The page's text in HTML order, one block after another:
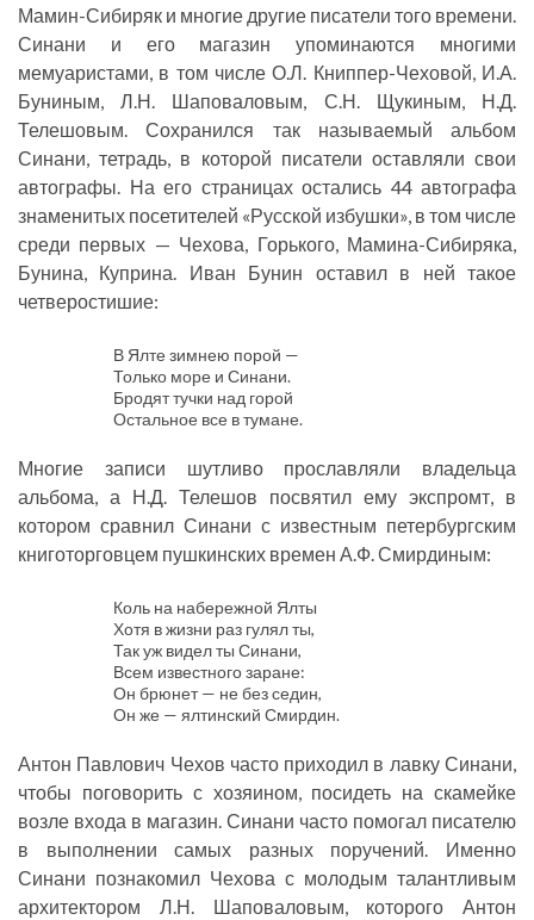
Мамин-Сибиряк и многие другие писатели того времени.
Синани и его магазин упоминаются многими
мемуаристами, в том числе О.Л. Книппер-Чеховой, И.А.
Буниным, Л.Н. Шаповаловым, С.Н. Щукиным, Н.Д.
Телешовым. Сохранился так называемый альбом
Синани, тетрадь, в которой писатели оставляли свои
автографы. На его страницах остались 44 автографа
знаменитых посетителей «Русской избушки», в том числе
среди первых — Чехова, Горького, Мамина-Сибиряка,
Бунина, Куприна. Иван Бунин оставил в ней такое
четверостишие:
В Ялте зимнею порой —
Только море и Синани.
Бродят тучки над горой
Остальное все в тумане.
Многие записи шутливо прославляли владельца
альбома, а Н.Д. Телешов посвятил ему экспромт, в
котором сравнил Синани с известным петербургским
книготорговцем пушкинских времен А.Ф. Смирдиным:
Коль на набережной Ялты
Хотя в жизни раз гулял ты,
Так уж видел ты Синани,
Всем известного заране:
Он брюнет — не без седин,
Он же — ялтинский Смирдин.
Антон Павлович Чехов часто приходил в лавку Синани,
чтобы поговорить с хозяином, посидеть на скамейке
возле входа в магазин. Синани часто помогал писателю
в выполнении самых разных поручений. Именно
Синани познакомил Чехова с молодым талантливым
архитектором Л.Н. Шаповаловым, которого Антон